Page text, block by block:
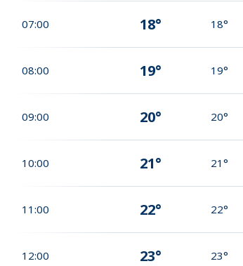
07:00 18° 18°
08:00 19° 19°
09:00 20° 20°
10:00 21° 21°
11:00 22° 22°
12:00 23° 23°